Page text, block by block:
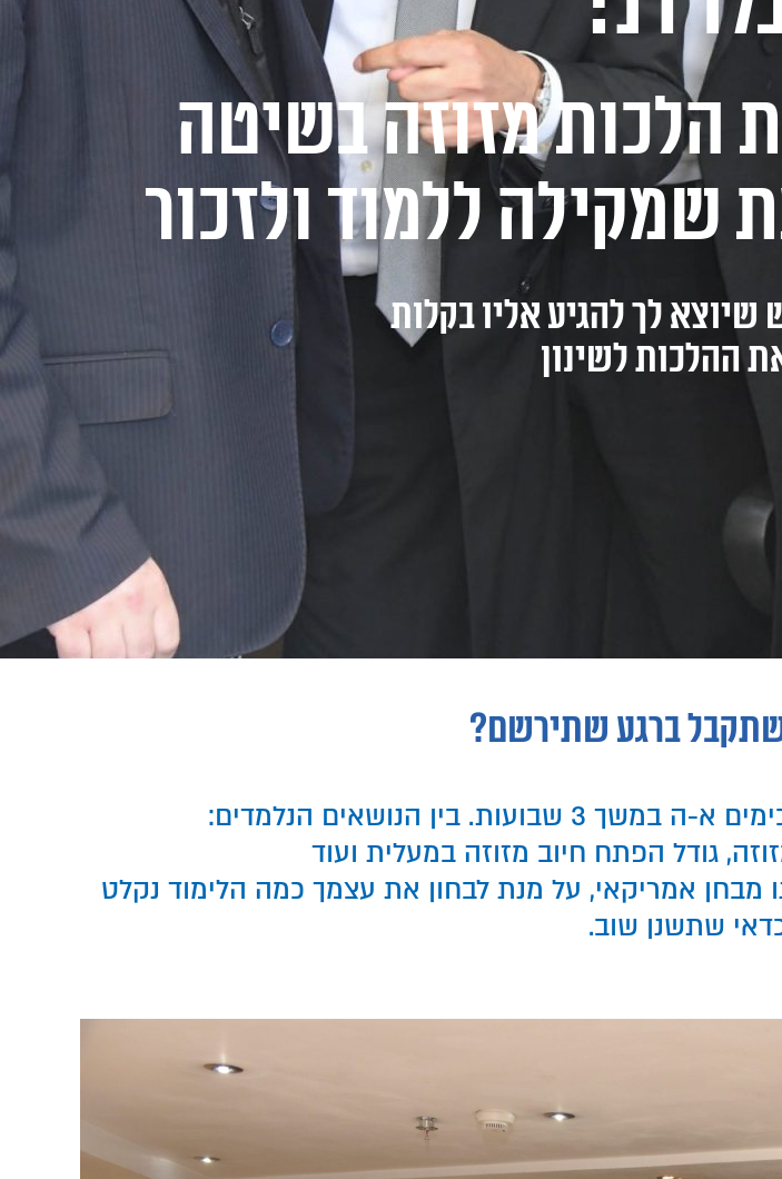
הלכות מזוזה בשיטה
שמקילה ללמוד ולזכור
לך להגיע אליו בקלות
ההלכות לשינון
ברגע שתירשם?
גודל הפתח חיוב מזוזה במעלית ועוד
החמישי ישנו מבחן אמריקאי, על מנת לבחון את עצמך כמה הלימוד נקלט
שתשנן שוב.